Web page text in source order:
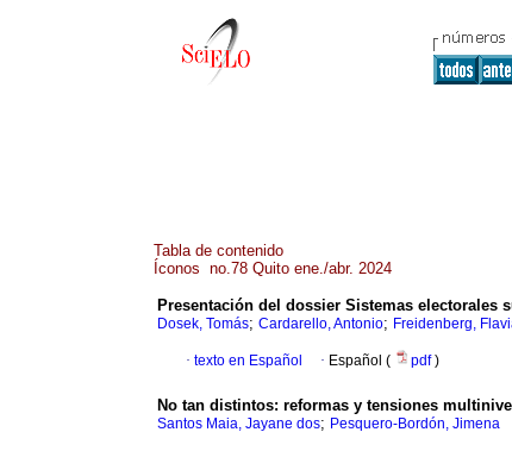
Tabla de contenido
Íconos no.78 Quito ene./abr. 2024
Presentación del dossier Sistemas electorales
Dosek, Tomás; Cardarello, Antonio; Freidenberg,
· texto en Español · Español ( pdf)
No tan distintos: reformas y tensiones
Santos Maia, Jayane dos; Pesquero-Bordón, Jimena